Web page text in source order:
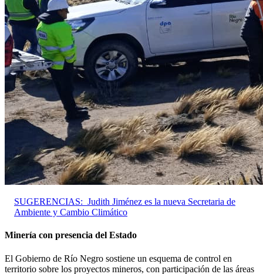
SUGERENCIAS: Judith Jiménez es la nueva Secretaria de
Ambiente y Cambio Climático
Minería con presencia del Estado
El Gobierno de Río Negro sostiene un esquema de control en
territorio sobre los proyectos mineros, con participación de las áreas